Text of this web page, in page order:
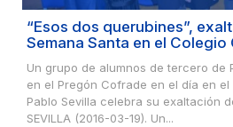
“Esos dos querubines”,
Semana Santa en el Colegio
Un grupo de alumnos de tercero de
en el Pregón Cofrade en el día en el
Pablo Sevilla celebra su exaltación
SEVILLA (2016-03-19). Un...